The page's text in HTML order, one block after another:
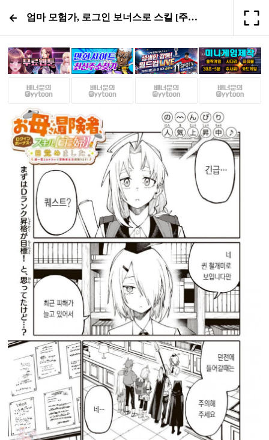
엄마 모험가, 로그인 보너스로 스킬 [주부]에 눈을 떴습니다 8화